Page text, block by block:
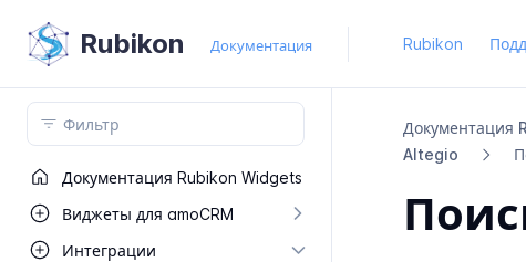
Rubikon Документация Rubikon
Документация Rubikon Widgets
Виджеты для amo​CRM
Интеграции
Документация
Altegio